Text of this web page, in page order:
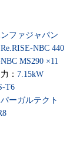
ファジャパン
Re.RISE-NBC 440
MS290 ×11
： 7.15kW
T6
ーガルテクト